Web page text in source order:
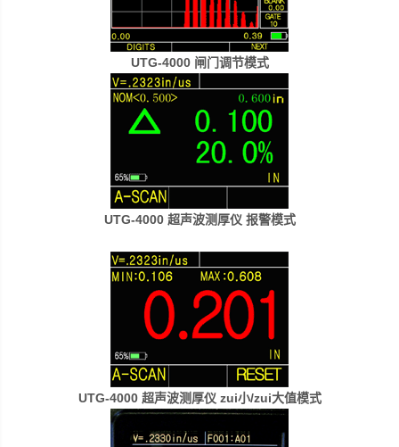
UTG-4000 闸门调节模式
UTG-4000 超声波测厚仪 报警模式
UTG-4000 超声波测厚仪 zui小/zui大值模式